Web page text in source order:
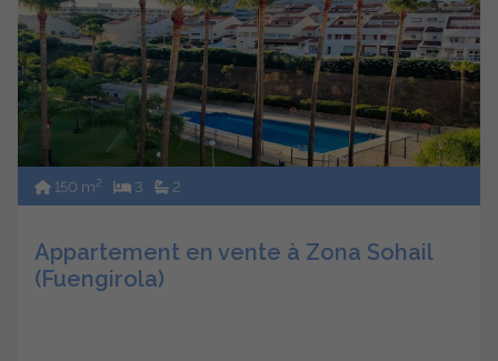
150 m2 3 2
Appartement en vente à Zona Sohail
(Fuengirola)